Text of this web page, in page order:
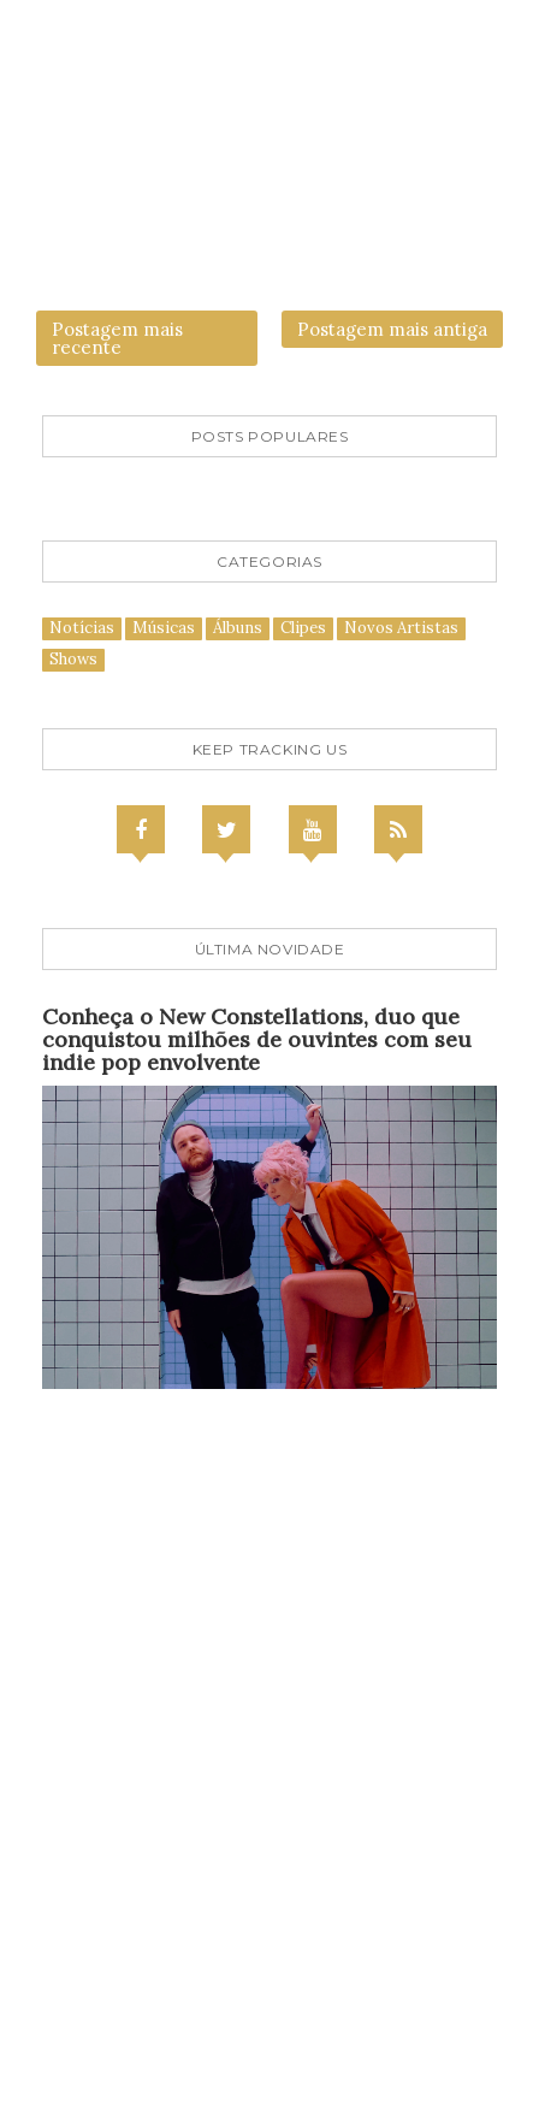
Postagem mais
recente
Postagem mais antiga
POSTS POPULARES
CATEGORIAS
Notícias Músicas Álbuns Clipes
Novos Artistas
Shows
KEEP TRACKING US
ÚLTIMA NOVIDADE
Conheça o New Constellations, duo que
conquistou milhões de ouvintes com seu
indie pop envolvente